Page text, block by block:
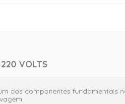
VOLTS
dos componentes fundamentais